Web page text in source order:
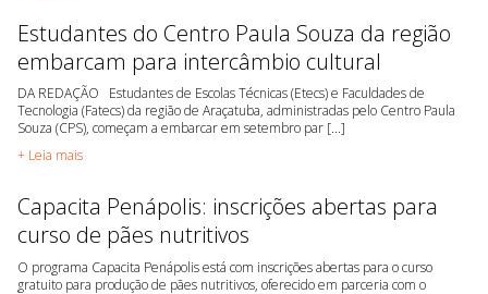
Estudantes do Centro Paula Souza da região
embarcam para intercâmbio cultural
DA REDAÇÃO Estudantes de Escolas Técnicas (Etecs) e Faculdades de
Tecnologia (Fatecs) da região de Araçatuba, administradas pelo Centro Paula
Souza (CPS), começam a embarcar em setembro par [...]
+ Leia mais
Capacita Penápolis: inscrições abertas para
curso de pães nutritivos
O programa Capacita Penápolis está com inscrições abertas para o curso
gratuito para produção de pães nutritivos, oferecido em parceria com o